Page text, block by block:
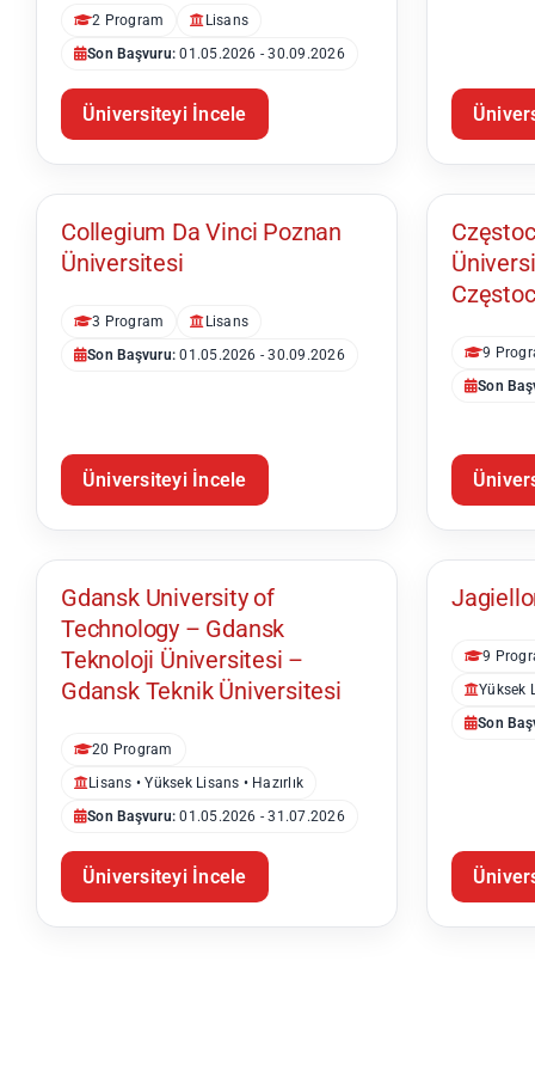
2 Program
Lisans
Son Başvuru: 01.05.2026 - 30.09.2026
Üniversiteyi İncele
Poznań
Collegium Da Vinci Poznan
Üniversitesi
3 Program
Lisans
Son Başvuru: 01.05.2026 - 30.09.2026
Üniversiteyi İncele
9
Son
Gdańsk
Gdansk University of
Technology – Gdansk
Teknoloji Üniversitesi –
Gdansk Teknik Üniversitesi
20 Program
Lisans • Yüksek Lisans • Hazırlık
Son Başvuru: 01.05.2026 - 31.07.2026
Üniversiteyi İncele
Kraków
9
Yüksek
Son